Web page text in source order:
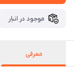
موجود در انبار
معرفی